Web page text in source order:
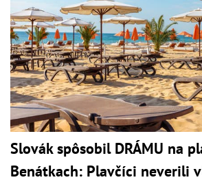
Slovák spôsobil DRÁMU na
Benátkach: Plavčíci neverili